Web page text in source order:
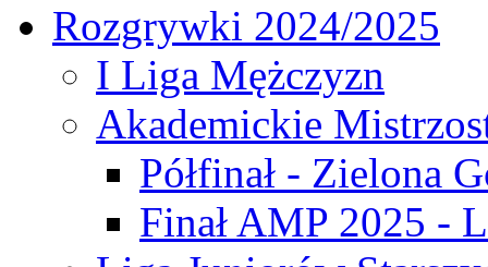
Rozgrywki 2024/2025
I Liga Mężczyzn
Akademickie
Półfinał - Zielona
Finał AMP 2025 -